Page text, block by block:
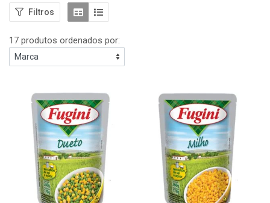
Filtros
17 produtos ordenados por: